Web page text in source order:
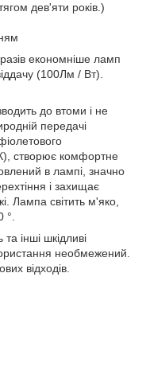
дев'яти років.)
економніше ламп
(100Лм / Вт).
до втоми і не
передачі
створює комфортне
в лампі, значно
і захищає
Лампа світить м'яко,
°.
інші шкідливі
необмежений.
відходів.